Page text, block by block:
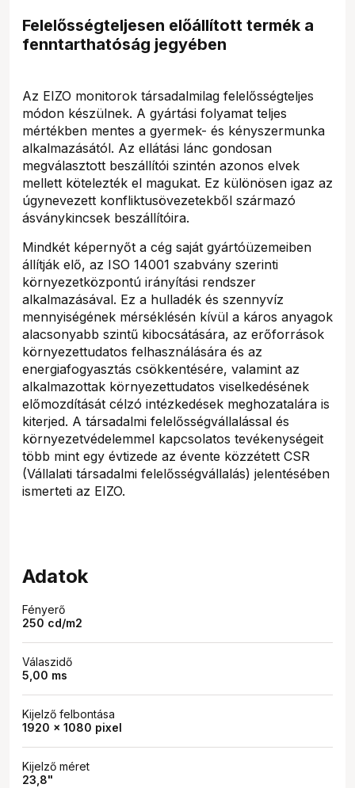
Felelősségteljesen előállított termék a
fenntarthatóság jegyében
Az EIZO monitorok társadalmilag felelősségteljes
módon készülnek. A gyártási folyamat teljes
mértékben mentes a gyermek- és kényszermunka
alkalmazásától. Az ellátási lánc gondosan
megválasztott beszállítói szintén azonos elvek
mellett kötelezték el magukat. Ez különösen igaz az
úgynevezett konfliktusövezetekből származó
ásványkincsek beszállítóira.
Mindkét képernyőt a cég saját gyártóüzemeiben
állítják elő, az ISO 14001 szabvány szerinti
környezetközpontú irányítási rendszer
alkalmazásával. Ez a hulladék és szennyvíz
mennyiségének mérséklésén kívül a káros anyagok
alacsonyabb szintű kibocsátására, az erőforrások
környezettudatos felhasználására és az
energiafogyasztás csökkentésére, valamint az
alkalmazottak környezettudatos viselkedésének
előmozdítását célzó intézkedések meghozatalára is
kiterjed. A társadalmi felelősségvállalással és
környezetvédelemmel kapcsolatos tevékenységeit
több mint egy évtizede az évente közzétett CSR
(Vállalati társadalmi felelősségvállalás) jelentésében
ismerteti az EIZO.
Adatok
Fényerő
250 cd/m2
Válaszidő
5,00 ms
Kijelző felbontása
1920 x 1080 pixel
Kijelző méret
23,8"